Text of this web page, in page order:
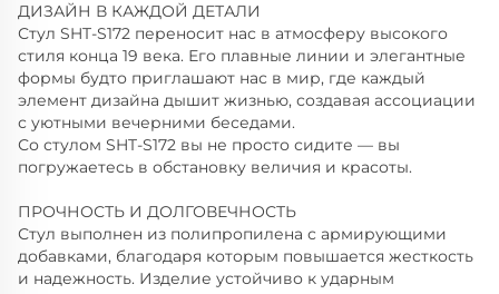
ДИЗАЙН В КАЖДОЙ ДЕТАЛИ
Стул SHT-S172 переносит нас в атмосферу высокого
стиля конца 19 века. Его плавные линии и элегантные
формы будто приглашают нас в мир, где каждый
элемент дизайна дышит жизнью, создавая ассоциации
с уютными вечерними беседами.
Со стулом SHT-S172 вы не просто сидите — вы
погружаетесь в обстановку величия и красоты.
ПРОЧНОСТЬ И ДОЛГОВЕЧНОСТЬ
Стул выполнен из полипропилена с армирующими
добавками, благодаря которым повышается жесткость
и надежность. Изделие устойчиво к ударным